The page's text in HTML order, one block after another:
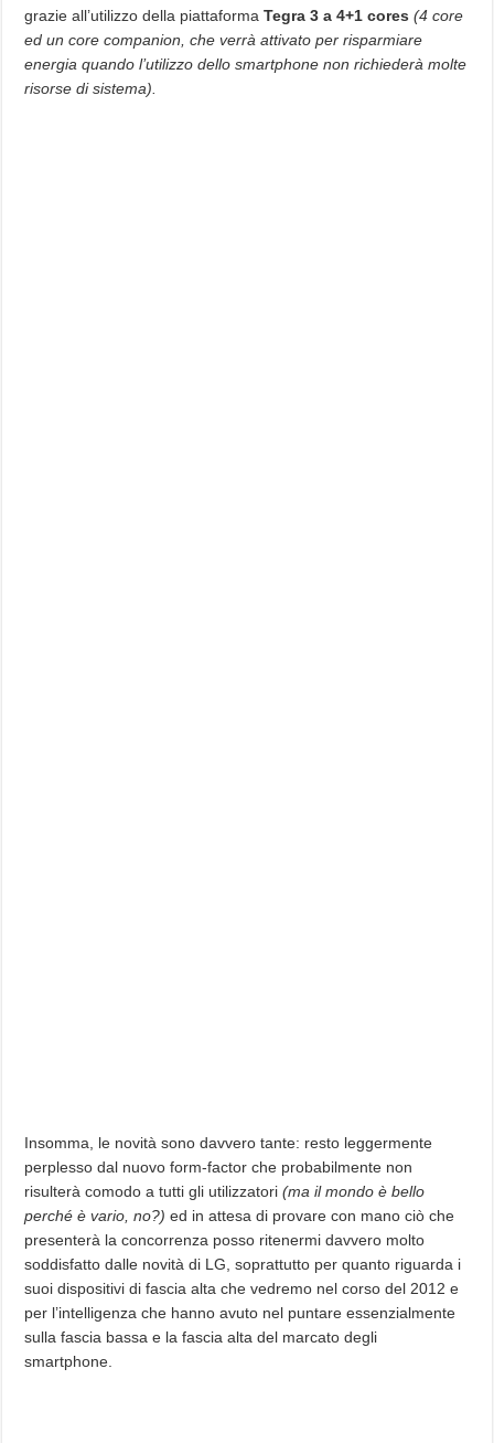
grazie all’utilizzo della piattaformaTegra 3 a 4+1 cores (4 core
ed un core companion, che verrà attivato per risparmiare
energia quando l’utilizzo dello smartphone non richiederà molte
risorse di sistema).
Insomma, le novità sono davvero tante: resto leggermente
perplesso dal nuovo form-factor che probabilmente non
risulterà comodo a tutti gli utilizzatori(ma il mondo è bello
perché è vario, no?) ed in attesa di provare con mano ciò che
presenterà la concorrenza posso ritenermi davvero molto
soddisfatto dalle novità di LG, soprattutto per quanto riguarda i
suoi dispositivi di fascia alta che vedremo nel corso del 2012 e
per l’intelligenza che hanno avuto nel puntare essenzialmente
sulla fascia bassa e la fascia alta del marcato degli
smartphone.